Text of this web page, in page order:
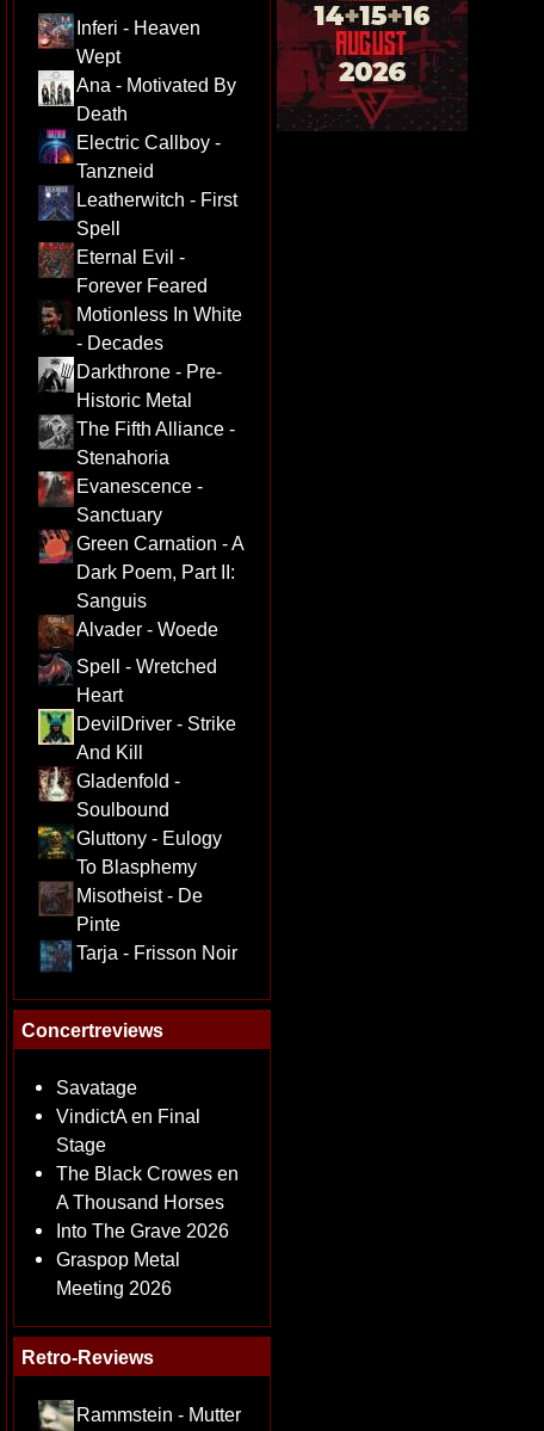
Inferi - Heaven
Wept
Ana - Motivated By
Death
Electric Callboy -
Tanzneid
Leatherwitch - First
Spell
Eternal Evil -
Forever Feared
Motionless In White
- Decades
Darkthrone - Pre-
Historic Metal
The Fifth Alliance -
Stenahoria
Evanescence -
Sanctuary
Green Carnation - A
Dark Poem, Part II:
Sanguis
Alvader - Woede
Spell - Wretched
Heart
DevilDriver - Strike
And Kill
Gladenfold -
Soulbound
Gluttony - Eulogy
To Blasphemy
Misotheist - De
Pinte
Tarja - Frisson Noir
Concertreviews
Savatage
VindictA en Final
Stage
The Black Crowes en
A Thousand Horses
Into The Grave 2026
Graspop Metal
Meeting 2026
Retro-Reviews
Rammstein - Mutter